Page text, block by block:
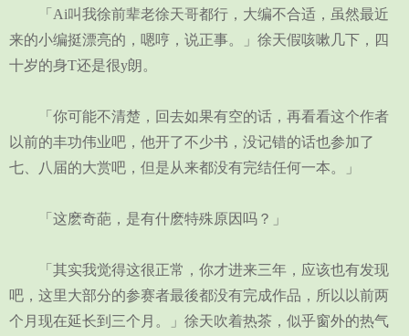
「Ai叫我徐前辈老徐天哥都行，大编不合适，虽然最近
来的小编挺漂亮的，嗯哼，说正事。」徐天假咳嗽几下，四
十岁的身T还是很y朗。
「你可能不清楚，回去如果有空的话，再看看这个作者
以前的丰功伟业吧，他开了不少书，没记错的话也参加了
七、八届的大赏吧，但是从来都没有完结任何一本。」
「这麽奇葩，是有什麽特殊原因吗？」
「其实我觉得这很正常，你才进来三年，应该也有发现
吧，这里大部分的参赛者最後都没有完成作品，所以以前两
个月现在延长到三个月。」徐天吹着热茶，似乎窗外的热气